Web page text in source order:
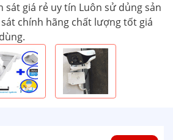
sát giá rẻ uy tín Luôn sử dủng sản
chính hãng chất lượng tốt giá